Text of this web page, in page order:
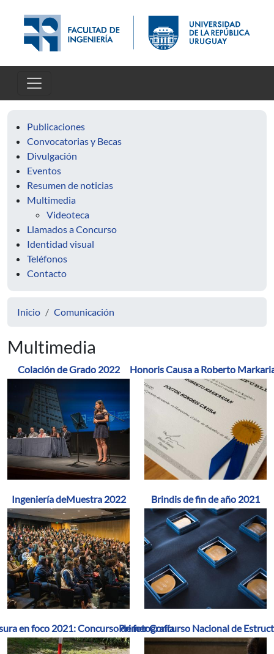
Publicaciones
Convocatorias y Becas
Divulgación
Eventos
Resumen de noticias
Multimedia
Videoteca
Llamados a Concurso
Identidad visual
Teléfonos
Contacto
Inicio Comunicación
Multimedia
Colación de Grado 2022 Honoris Causa a Roberto
Ingeniería deMuestra 2022 Brindis de fin de año 2021
en foco 2021: Concurso de fotografíaPrimer Concurso Nacional de